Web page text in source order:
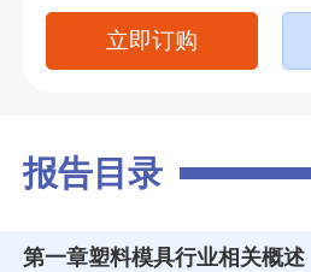
立即订购
报告目录
第一章塑料模具行业相关概述